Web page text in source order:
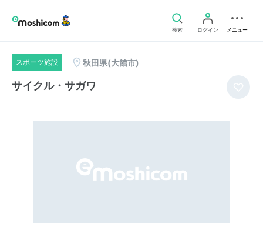
検索 ログイン メニュー
スポーツ施設 秋田県(大館市)
サイクル・サガワ